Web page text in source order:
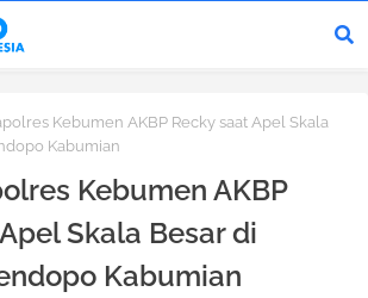
Kebumen AKBP Recky saat Apel Skala
Kabumian
Kebumen AKBP
Skala Besar di
Kabumian